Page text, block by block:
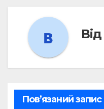
Від
Пов’язаний запис